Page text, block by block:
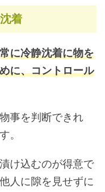
着
常に冷静沈着に物を
に、コントロール
事を判断できれ
。
け込むのが得意で
人に隙を見せずに